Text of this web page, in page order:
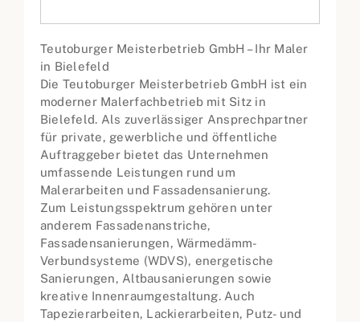
Teutoburger Meisterbetrieb GmbH – Ihr Maler
in Bielefeld
Die Teutoburger Meisterbetrieb GmbH ist ein
moderner Malerfachbetrieb mit Sitz in
Bielefeld. Als zuverlässiger Ansprechpartner
für private, gewerbliche und öffentliche
Auftraggeber bietet das Unternehmen
umfassende Leistungen rund um
Malerarbeiten und Fassadensanierung.
Zum Leistungsspektrum gehören unter
anderem Fassadenanstriche,
Fassadensanierungen, Wärmedämm-
Verbundsysteme (WDVS), energetische
Sanierungen, Altbausanierungen sowie
kreative Innenraumgestaltung. Auch
Tapezierarbeiten, Lackierarbeiten, Putz- und